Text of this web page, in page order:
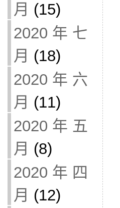
月 (15)
2020 年 七
月 (18)
2020 年 六
月 (11)
2020 年 五
月 (8)
2020 年 四
月 (12)